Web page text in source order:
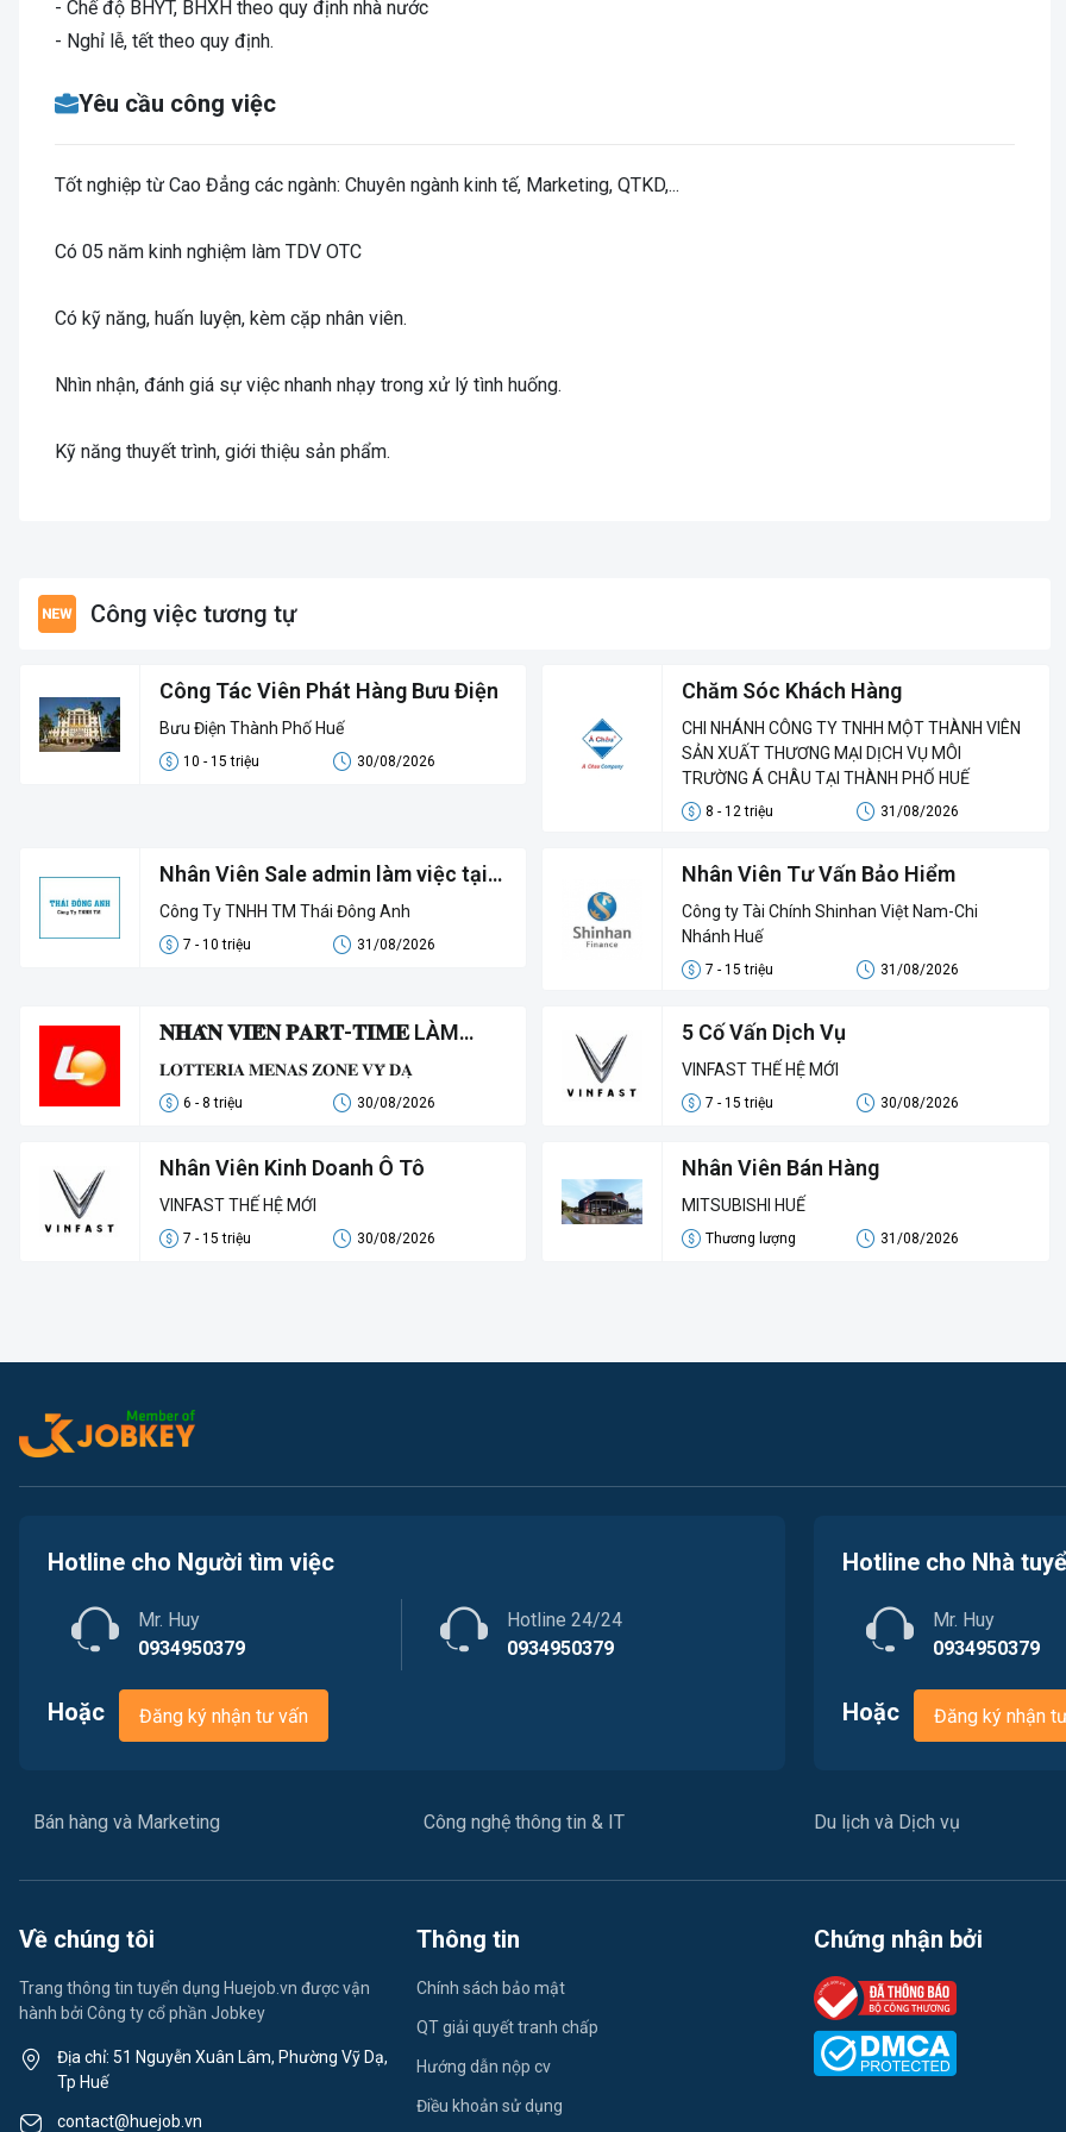
- Chế độ BHYT, BHXH theo quy định nhà nước
- Nghỉ lễ, tết theo quy định.
Yêu cầu công việc
Tốt nghiệp từ Cao Đẳng các ngành: Chuyên ngành kinh tế, Marketing, QTKD,...
Có 05 năm kinh nghiệm làm TDV OTC
Có kỹ năng, huấn luyện, kèm cặp nhân viên.
Nhìn nhận, đánh giá sự việc nhanh nhạy trong xử lý tình huống.
Kỹ năng thuyết trình, giới thiệu sản phẩm.
Công việc tương tự
Công Tác Viên Phát Hàng Bưu Điện
Bưu Điện Thành Phố Huế
10 - 15 triệu 30/08/2026
Chăm Sóc Khách Hàng
CHI NHÁNH CÔNG TY TNHH MỘT THÀNH VIÊN
SẢN XUẤT THƯƠNG MẠI DỊCH VỤ MÔI
TRƯỜNG Á CHÂU TẠI THÀNH PHỐ HUẾ
8 - 12 triệu 31/08/2026
Nhân Viên Sale admin làm việc tại
27 Phạm Văn Đồng Vỹ Dạ Huế
Công Ty TNHH TM Thái Đông Anh
7 - 10 triệu 31/08/2026
Nhân Viên Tư Vấn Bảo Hiểm
Công ty Tài Chính Shinhan Việt Nam-Chi
Nhánh Huế
7 - 15 triệu 31/08/2026
𝐍𝐇𝐀̂𝐍 𝐕𝐈𝐄̂𝐍 𝐏𝐀𝐑𝐓-𝐓𝐈𝐌𝐄 LÀM
VIỆC TẠI 𝐋𝐎𝐓𝐓𝐄𝐑𝐈𝐀
𝐋𝐎𝐓𝐓𝐄𝐑𝐈𝐀 𝐌𝐄𝐍𝐀𝐒 𝐙𝐎𝐍𝐄 𝐕𝐘̃ 𝐃𝐀̣
6 - 8 triệu 30/08/2026
5 Cố Vấn Dịch Vụ
VINFAST THẾ HỆ MỚI
7 - 15 triệu 30/08/2026
Nhân Viên Kinh Doanh Ô Tô
VINFAST THẾ HỆ MỚI
7 - 15 triệu 30/08/2026
Nhân Viên Bán Hàng
MITSUBISHI HUẾ
Thương lượng 31/08/2026
Hotline cho Người tìm việc
Mr. Huy
0934950379
Hotline 24/24
0934950379
Hoặc Đăng ký nhận tư vấn
Hotline cho Nhà
Mr. Huy
0934950379
Hoặc Đăng ký nhận
Bán hàng và Marketing Công nghệ thông tin & IT Du lịch và Dịch vụ
Về chúng tôi
Trang thông tin tuyển dụng Huejob.vn được vận
hành bởi Công ty cổ phần Jobkey
Địa chỉ: 51 Nguyễn Xuân Lâm, Phường Vỹ Dạ,
Tp Huế
contact@huejob.vn
Thông tin
Chính sách bảo mật
QT giải quyết tranh chấp
Hướng dẫn nộp cv
Điều khoản sử dụng
Chứng nhận bởi